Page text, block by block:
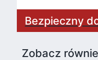
Bezpieczny
Zobacz